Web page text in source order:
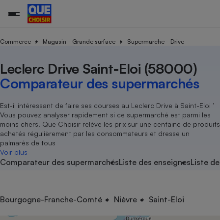
Commerce Magasin - Grande surface Supermarché - Drive
Leclerc Drive Saint-Eloi (58000)
Comparateur des supermarchés
Est-il intéressant de faire ses courses au Leclerc Drive à Saint-Eloi ’
Vous pouvez analyser rapidement si ce supermarché est parmi les
moins chers. Que Choisir relève les prix sur une centaine de produits
achetés régulièrement par les consommateurs et dresse un
palmarès de tous
Voir plus
Comparateur des supermarchésListe des enseignesListe
Bourgogne-Franche-Comté Nièvre Saint-Eloi
Additifs
Nutrition
Assurance auto
Magasin - Grande surface
Méthode de vente -
Organismes de défense
Système judiciairegratuit
Déchet
Achat - Vente - Travaux
Location
Sport
électrique
Démarche administrative
Senior
Service marchand
Train
Transport aérien
Toutes les actualités
Enquêtes
Guides d'achat
Conseils
Brèves
Tous les services
Soumettre un litige
Lettres types
Rencontrer une association locale
Tous nos combats
Nos actions
Nos grandes victoires
Les billets de la présidente
Nos associations locales
Nous rejoindre
En savoir plus sur Que Choisir Ensemble
?
L’association
Nos missions
Notre méthodologie
Notre financement
Nos partenaires
Nous rejoindre